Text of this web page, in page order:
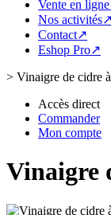
Vente en
Nos activités↗
Contact↗
Eshop Pro↗
> Vinaigre de cidre
Accès direct
Commander
Mon compte
Vinaigre